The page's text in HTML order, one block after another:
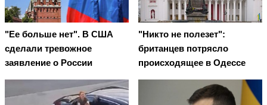
"Ее больше нет". В США
сделали тревожное
заявление о России
"Никто не полезет":
британцев потрясло
происходящее в Одессе